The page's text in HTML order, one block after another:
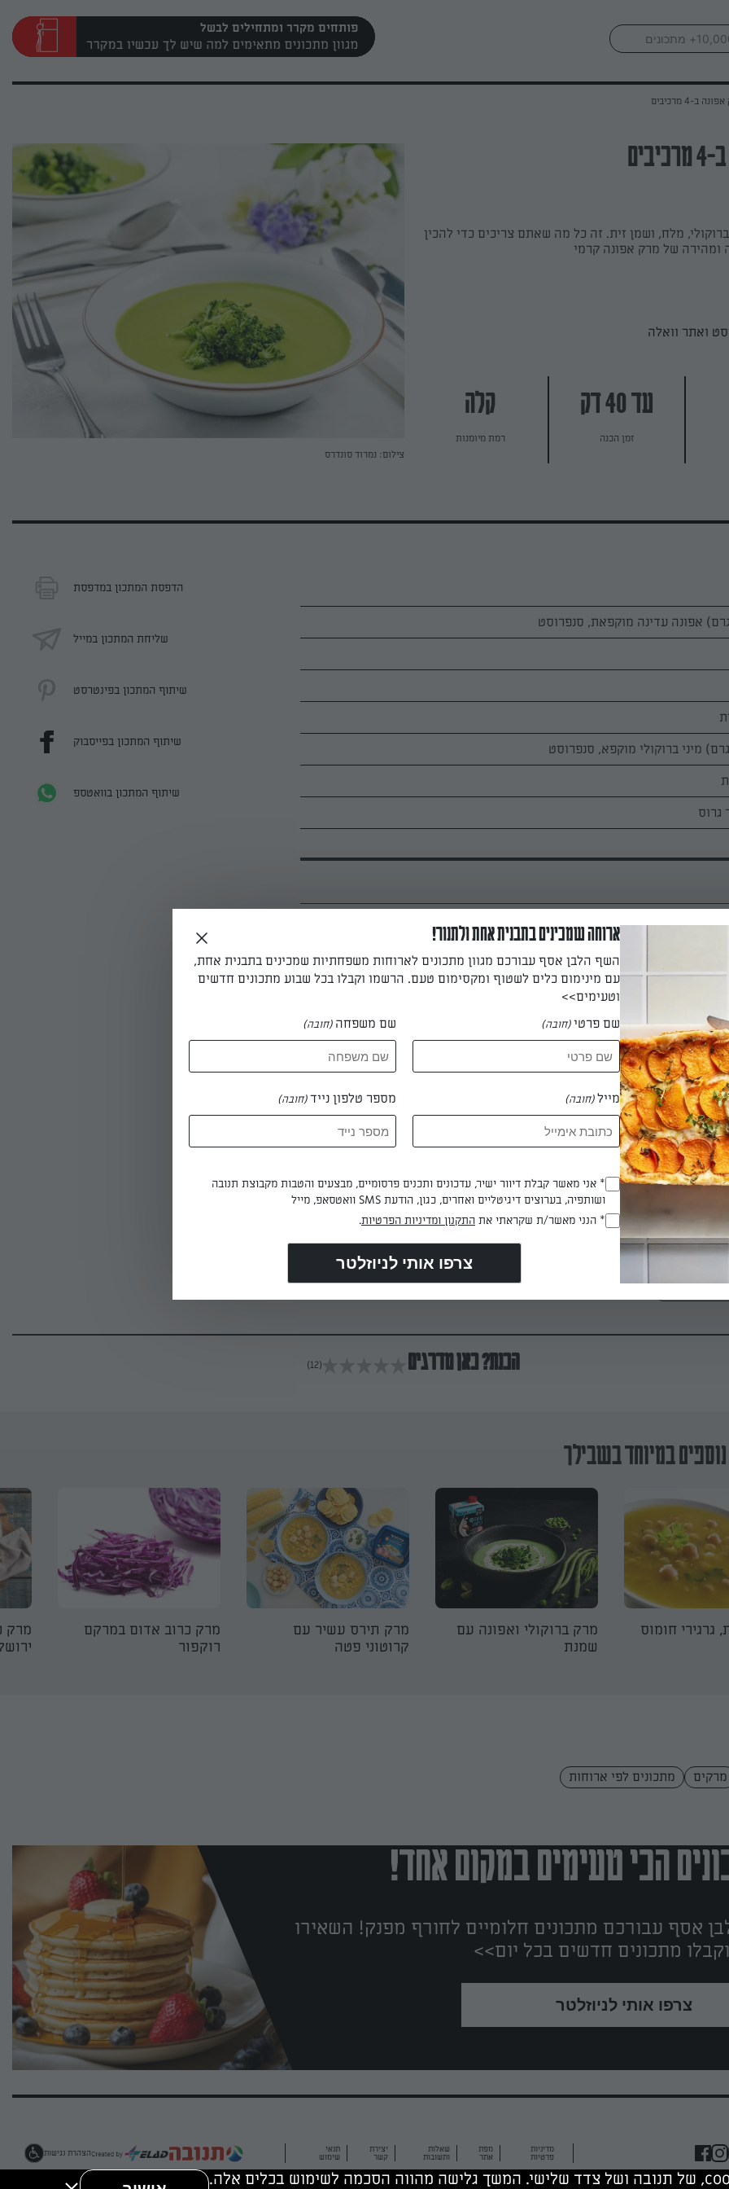
פותחים מקרר ומתחילים לבשל
ב-4 מרכיבים
מלח, ושמן זית. זה כל מה שאתם צריכים כדי להכין
ומהירה של מרק אפונה קרמי
ואתר וואלה
עד 40 דק
זמן הכנה
קלה
רמת מיומנות
צילום: נמרוד סונדרס
גרוס
מעבירים את האפונה (אין צורך להפשיר) לסיר . מוסיפים מים לגובה 1 ס"מ מעל האפונה ומביאים
בינונית 8-6 דקות.
דקות
והמלח וטוחנים בעזרת בלנדר ידני או שולחני, עד לקבלת מרקם חלק. מתבלים
מחממים את שמן הזית במחבת רחבה. מוסיפים את הברוקולי ומקפיצים על להבה
הדפסת המתכון במדפסת
שליחת המתכון במייל
שיתוף המתכון בפינטרסט
שיתוף המתכון בפייסבוק
שיתוף המתכון בוואטספ
הכנת? כאן מדרגים (12)
במיוחד בשבילך
גרגירי חומוס
מרק ברוקולי ואפונה עם
שמנת
מרק תירס עשיר עם
קרוטוני פטה
מרק כרוב אדום במרקם
רוקפור
מרק
מרקים מתכונים לפי ארוחות
הכי טעימים במקום אחד!
אסף עבורכם מתכונים חלומיים לחורף מפנק! השאירו
מתכונים חדשים בכל יום>>
צרפו אותי לניוזלטר
מדיניות
פרטיות
מפת
אתר
שאלות
ותשובות
יצירת
קשר
תנאי
שימוש הצהרת נגישות
ארוחה שמכינים בתבנית אחת ולתנור!
השף הלבן אסף עבורכם מגוון מתכונים לארוחות משפחתיות שמכינים בתבנית אחת,
עם מינימום כלים לשטוף ומקסימום טעם. הרשמו וקבלו בכל שבוע מתכונים חדשים
וטעימים>>
שם פרטי(חובה) שם משפחה (חובה)
מייל(חובה) מספר טלפון נייד(חובה)
(חובה)
* אני מאשר קבלת דיוור ישיר, עדכונים ותכנים פרסומיים, מבצעים והטבות מקבוצת תנובה
ושותפיה, בערוצים דיגיטליים ואחרים, כגון, הודעת SMS וואטסאפ, מייל
(חובה)
* הנני מאשר/ת שקראתי את התקנון ומדיניות הפרטיות.